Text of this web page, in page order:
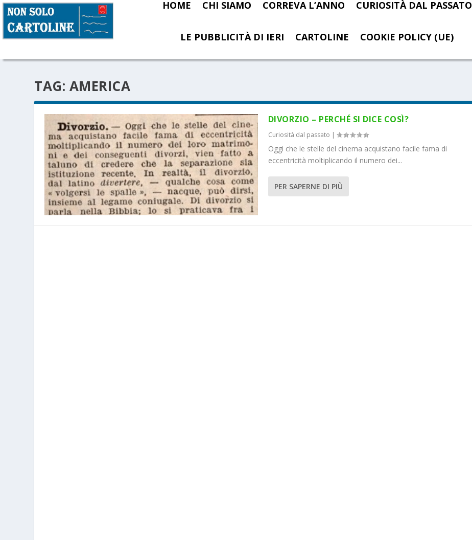
HOME CHI SIAMO CORREVA L’ANNO CURIOSITÀ DAL PASSATO
LE PUBBLICITÀ DI IERI CARTOLINE COOKIE POLICY (UE)
TAG: AMERICA
DIVORZIO – PERCHÉ SI DICE COSÌ?
Curiosità dal passato |
Oggi che le stelle del cinema acquistano facile fama di
eccentricità moltiplicando il numero dei...
PER SAPERNE DI PIÙ